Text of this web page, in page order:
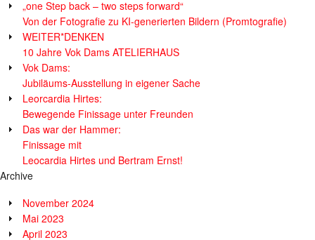
„one Step back – two steps forward“
Von der Fotografie zu KI-generierten Bildern (Promtografie)
WEITER*DENKEN
10 Jahre Vok Dams ATELIERHAUS
Vok Dams:
Jubiläums-Ausstellung in eigener Sache
Leorcardia Hirtes:
Bewegende Finissage unter Freunden
Das war der Hammer:
Finissage mit
Leocardia Hirtes und Bertram Ernst!
Archive
November 2024
Mai 2023
April 2023